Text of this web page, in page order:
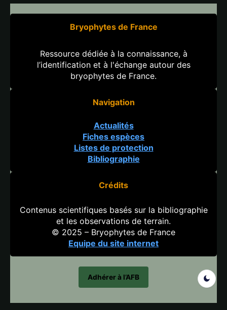
Bryophytes de France
Ressource dédiée à la connaissance, à
l’identification et à l'échange autour des
bryophytes de France.
Navigation
Actualités
Fiches espèces
Listes de protection
Bibliographie
Crédits
Contenus scientifiques basés sur la bibliographie
et les observations de terrain.
© 2025 – Bryophytes de France
Equipe du site internet
Adhérer à l’AFB